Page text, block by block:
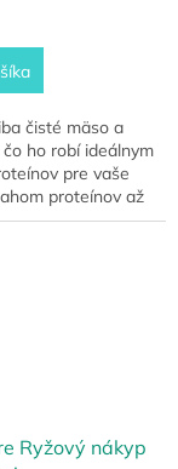
čisté mäso a
ho robí ideálnym
pre vaše
proteínov až
Jerky
Ryžový nákyp